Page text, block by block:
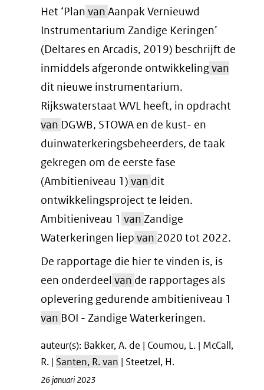
Het ‘Plan van Aanpak Vernieuwd
Instrumentarium Zandige Keringen’
(Deltares en Arcadis, 2019) beschrijft de
inmiddels afgeronde ontwikkelingvan
dit nieuwe instrumentarium.
Rijkswaterstaat WVL heeft, in opdracht
van DGWB, STOWA en de kust- en
duinwaterkeringsbeheerders, de taak
gekregen om de eerste fase
(Ambitieniveau 1) van dit
ontwikkelingsproject te leiden.
Ambitieniveau 1 van Zandige
Waterkeringen liep van 2020 tot 2022.
De rapportage die hier te vinden is, is
een onderdeel van de rapportages als
oplevering gedurende ambitieniveau 1
van BOI - Zandige Waterkeringen.
auteur(s): Bakker, A. de | Coumou, L. | McCall,
R. | Santen, R. van | Steetzel, H.
26 januari 2023